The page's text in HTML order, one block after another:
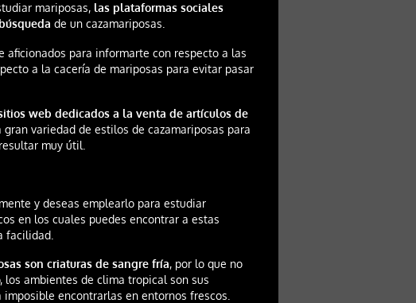
mariposas, las plataformas sociales
de un cazamariposas.
aficionados para informarte con respecto a las
a la cacería de mariposas para evitar pasar
web dedicados a la venta de artículos de
variedad de estilos de cazamariposas para
muy útil.
y deseas emplearlo para estudiar
en los cuales puedes encontrar a estas
facilidad.
son criaturas de sangre fría, por lo que no
los ambientes de clima tropical son sus
encontrarlas en entornos frescos.